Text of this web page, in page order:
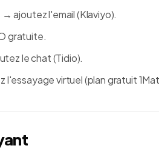
→ ajoutez l'email (Klaviyo).
gratuite.
le chat (Tidio).
virtuel (plan gratuit